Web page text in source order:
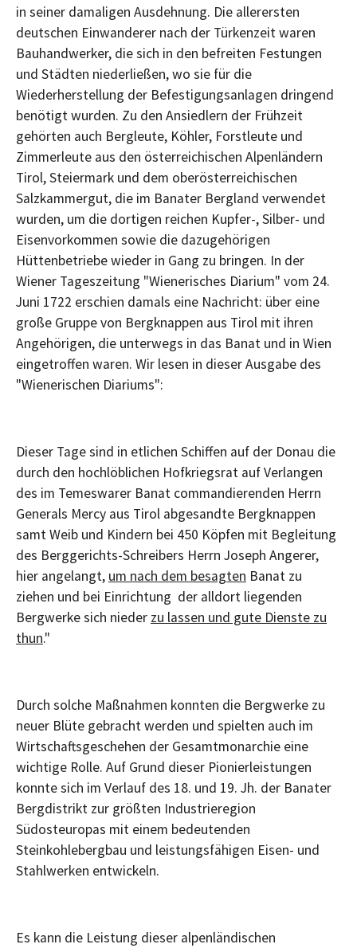
in seiner damaligen Ausdehnung. Die allerersten
deutschen Einwanderer nach der Türkenzeit waren
Bauhandwerker, die sich in den befreiten Festungen
und Städten niederließen, wo sie für die
Wiederherstellung der Befestigungsanlagen dringend
benötigt wurden. Zu den Ansiedlern der Frühzeit
gehörten auch Bergleute, Köhler, Forstleute und
Zimmerleute aus den österreichischen Alpenländern
Tirol, Steiermark und dem oberösterreichischen
Salzkammergut, die im Banater Bergland verwendet
wurden, um die dortigen reichen Kupfer-, Silber- und
Eisenvorkommen sowie die dazugehörigen
Hüttenbetriebe wieder in Gang zu bringen. In der
Wiener Tageszeitung "Wienerisches Diarium" vom 24.
Juni 1722 erschien damals eine Nachricht: über eine
große Gruppe von Bergknappen aus Tirol mit ihren
Angehörigen, die unterwegs in das Banat und in Wien
eingetroffen waren. Wir lesen in dieser Ausgabe des
"Wienerischen Diariums":
Dieser Tage sind in etlichen Schiffen auf der Donau die
durch den hochlöblichen Hofkriegsrat auf Verlangen
des im Temeswarer Banat commandierenden Herrn
Generals Mercy aus Tirol abgesandte Bergknappen
samt Weib und Kindern bei 450 Köpfen mit Begleitung
des Berggerichts-Schreibers Herrn Joseph Angerer,
hier angelangt, um nach dem besagten Banat zu
ziehen und bei Einrichtung der alldort liegenden
Bergwerke sich nieder zu lassen und gute Dienste zu
thun."
Durch solche Maßnahmen konnten die Bergwerke zu
neuer Blüte gebracht werden und spielten auch im
Wirtschaftsgeschehen der Gesamtmonarchie eine
wichtige Rolle. Auf Grund dieser Pionierleistungen
konnte sich im Verlauf des 18. und 19. Jh. der Banater
Bergdistrikt zur größten Industrieregion
Südosteuropas mit einem bedeutenden
Steinkohlebergbau und leistungsfähigen Eisen- und
Stahlwerken entwickeln.
Es kann die Leistung dieser alpenländischen